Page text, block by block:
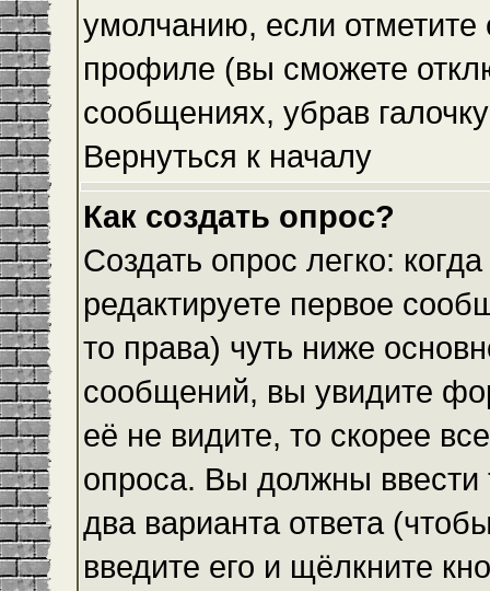
умолчанию, если
профиле (вы сможете
сообщениях, убрав
Вернуться к началу
Как создать опрос?
Создать опрос легко:
редактируете первое
то права) чуть ниже
сообщений, вы увидите
её не видите, то скорее
опроса. Вы должны
два варианта ответа
введите его и щёлкните